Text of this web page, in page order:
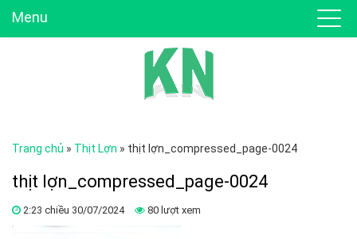
Menu
Trang chủ » Thịt Lợn » thịt lợn_compressed_page-0024
thịt lợn_compressed_page-0024
2:23 chiều 30/07/2024 80 lượt xem